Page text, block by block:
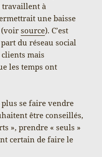
travaillent à
une baisse
(voirsource). C’est
du réseau social
mais
les temps ont
se faire vendre
être conseillés,
», prendre « seuls »
certain de faire le